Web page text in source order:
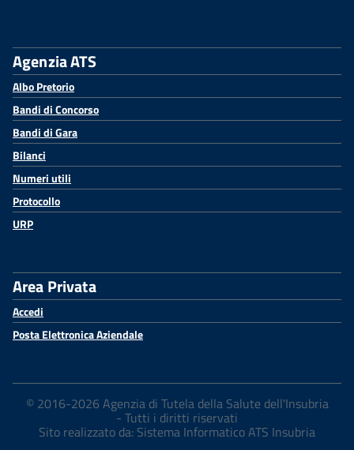
Agenzia ATS
Albo Pretorio
Bandi di Concorso
Bandi di Gara
Bilanci
Numeri utili
Protocollo
URP
Area Privata
Accedi
Posta Elettronica Aziendale
© 2016-2026 Agenzia di Tutela della Salute dell'Insubria
- Tutti i diritti riservati
Sito realizzato da: Sistema Informatico ATS Insubria